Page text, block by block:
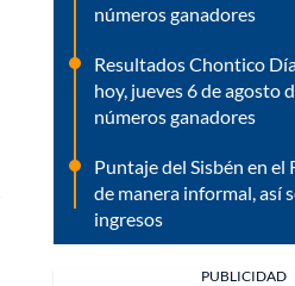
números ganadores
Resultados Chontico
hoy, jueves 6 de agosto
números ganadores
Puntaje del Sisbén en el
de manera informal, así
ingresos
PUBLICIDAD